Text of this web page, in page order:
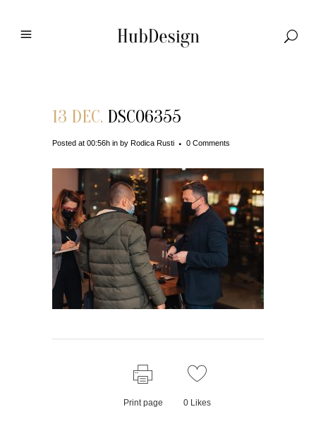
13 DEC. DSC06355
Posted at 00:56h in by Rodica Rusti 0 Comments
Print page 0Likes